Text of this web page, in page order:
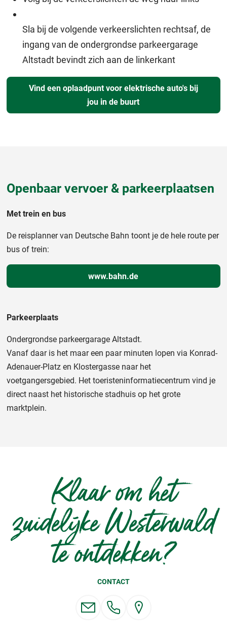
Sla bij de volgende verkeerslichten rechtsaf, de
ingang van de ondergrondse parkeergarage
Altstadt bevindt zich aan de linkerkant
Vind een oplaadpunt voor elektrische auto's bij
jou in de buurt
Openbaar vervoer & parkeerplaatsen
Met trein en bus
De reisplanner van Deutsche Bahn toont je de hele route per
bus of trein:
www.bahn.de
Parkeerplaats
Ondergrondse parkeergarage Altstadt.
Vanaf daar is het maar een paar minuten lopen via Konrad-
Adenauer-Platz en Klostergasse naar het
voetgangersgebied. Het toeristeninformatiecentrum vind je
direct naast het historische stadhuis op het grote
marktplein.
Klaar om het
zuidelijke Westerwald
te ontdekken?
CONTACT